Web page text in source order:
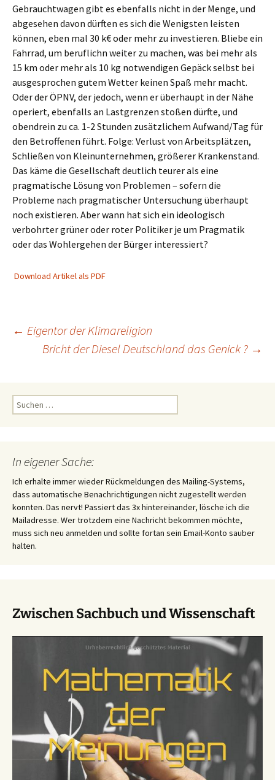
Gebrauchtwagen gibt es ebenfalls nicht in der Menge, und
abgesehen davon dürften es sich die Wenigsten leisten
können, eben mal 30 k€ oder mehr zu investieren. Bliebe ein
Fahrrad, um beruflichn weiter zu machen, was bei mehr als
15 km oder mehr als 10 kg notwendigen Gepäck selbst bei
ausgesprochen gutem Wetter keinen Spaß mehr macht.
Oder der ÖPNV, der jedoch, wenn er überhaupt in der Nähe
operiert, ebenfalls an Lastgrenzen stoßen dürfte, und
obendrein zu ca. 1-2 Stunden zusätzlichem Aufwand/Tag für
den Betroffenen führt. Folge: Verlust von Arbeitsplätzen,
Schließen von Kleinunternehmen, größerer Krankenstand.
Das käme die Gesellschaft deutlich teurer als eine
pragmatische Lösung von Problemen – sofern die
Probleme nach pragmatischer Untersuchung überhaupt
noch existieren. Aber wann hat sich ein ideologisch
verbohrter grüner oder roter Politiker je um Pragmatik
oder das Wohlergehen der Bürger interessiert?
Download Artikel als PDF
Beitragsnavigation
← Eigentor der Klimareligion
Bricht der Diesel Deutschland das Genick ? →
Suchen
nach:
In eigener Sache:
Ich erhalte immer wieder Rückmeldungen des Mailing-Systems,
dass automatische Benachrichtigungen nicht zugestellt werden
konnten. Das nervt! Passiert das 3x hintereinander, lösche ich die
Mailadresse. Wer trotzdem eine Nachricht bekommen möchte,
muss sich neu anmelden und sollte fortan sein Email-Konto sauber
halten.
Zwischen Sachbuch und Wissenschaft